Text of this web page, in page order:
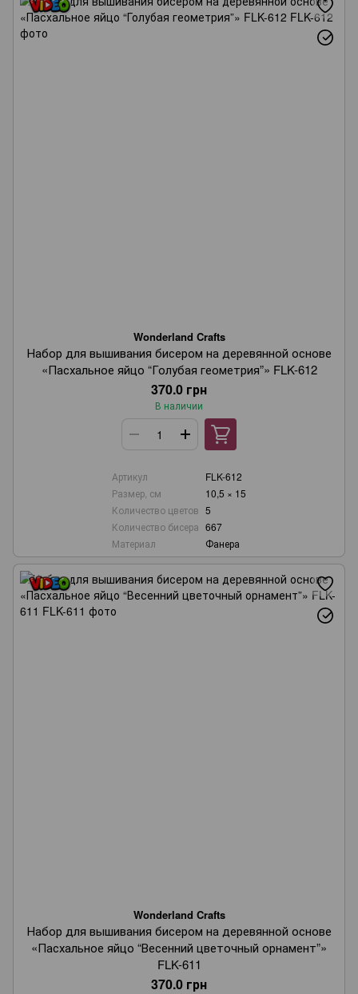
Wonderland Crafts
Набор для вышивания бисером на деревянной основе
«Пасхальное яйцо “Голубая геометрия”» FLK-612
370.0 грн
В наличии
Артикул
FLK-612
Размер, см
10,5 × 15
Количество цветов 5
Количество бисера 667
Материал
Фанера
Wonderland Crafts
Набор для вышивания бисером на деревянной основе
«Пасхальное яйцо “Весенний цветочный орнамент”»
FLK-611
370.0 грн